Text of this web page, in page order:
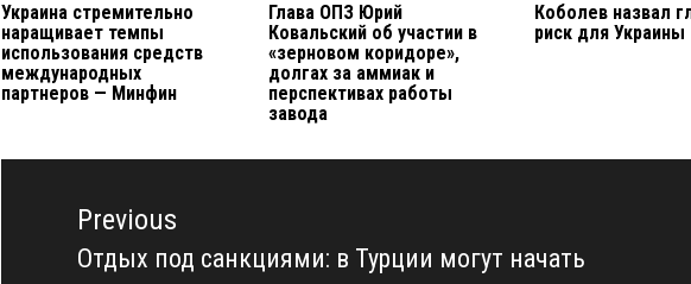
Украина стремительно
наращивает темпы
использования средств
международных
партнеров — Минфин
Глава ОПЗ Юрий
Ковальский об участии в
«зерновом коридоре»,
долгах за аммиак и
перспективах работы
завода
Коболев назвал
риск для Украины
Навигация
записямPrevious
Previous
Отдых под санкциями: в Турции могут начать